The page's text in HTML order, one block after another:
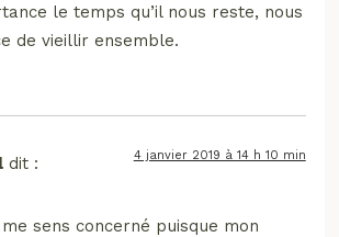
le temps qu’il nous reste, nous
de vieillir ensemble.
dit : 4 janvier 2019 à 14 h 10 min
sens concerné puisque mon